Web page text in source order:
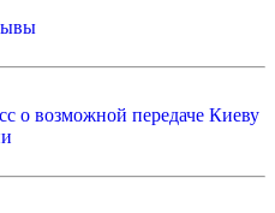
о возможной передаче Киеву